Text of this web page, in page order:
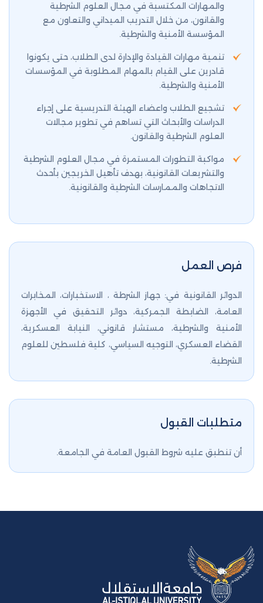
والمهارات المكتسبة في مجال العلوم الشرطية
والقانون، من خلال التدريب الميداني والتعاون مع
المؤسسة الأمنية والشرطية.
تنمية مهارات القيادة والإدارة لدى الطلاب، حتى يكونوا
قادرين على القيام بالمهام المطلوبة في المؤسسات
الأمنية والشرطية.
تشجيع الطلاب واعضاء الهيئة التدريسية على إجراء
الدراسات والأبحاث التي تساهم في تطوير مجالات
العلوم الشرطية والقانون.
مواكبة التطورات المستمرة في مجال العلوم الشرطية
والتشريعات القانونية، بهدف تأهيل الخريجين بأحدث
الاتجاهات والممارسات الشرطية والقانونية.
فرص العمل
الدوائر القانونية في: جهاز الشرطة ، الاستخبارات، المخابرات
العامة، الضابطة الجمركية، دوائر التحقيق في الأجهزة
الأمنية والشرطية، مستشار قانوني، النيابة العسكرية،
القضاء العسكري، التوجيه السياسي، كلية فلسطين للعلوم
الشرطية.
متطلبات القبول
أن تنطبق عليه شروط القبول العامة في الجامعة.